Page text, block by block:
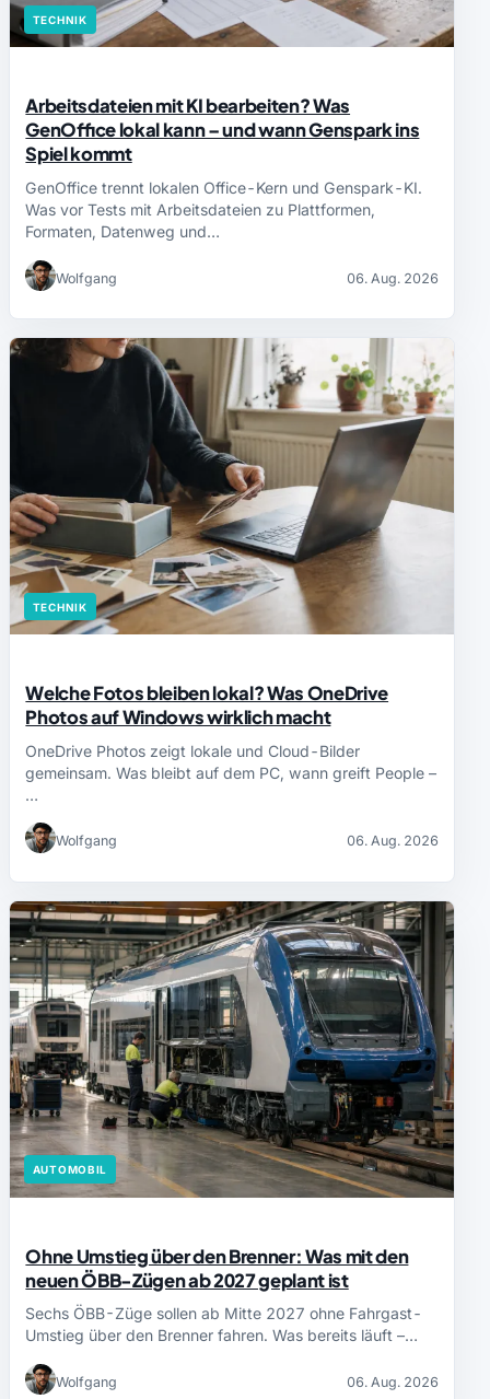
TECHNIK
Arbeitsdateien mit KI bearbeiten? Was
GenOffice lokal kann – und wann Genspark ins
Spiel kommt
GenOffice trennt lokalen Office-Kern und Genspark-KI.
Was vor Tests mit Arbeitsdateien zu Plattformen,
Formaten, Datenweg und…
Wolfgang 06. Aug. 2026
TECHNIK
Welche Fotos bleiben lokal? Was OneDrive
Photos auf Windows wirklich macht
OneDrive Photos zeigt lokale und Cloud-Bilder
gemeinsam. Was bleibt auf dem PC, wann greift People –
…
Wolfgang 06. Aug. 2026
AUTOMOBIL
Ohne Umstieg über den Brenner: Was mit den
neuen ÖBB-Zügen ab 2027 geplant ist
Sechs ÖBB-Züge sollen ab Mitte 2027 ohne Fahrgast-
Umstieg über den Brenner fahren. Was bereits läuft –…
Wolfgang 06. Aug. 2026